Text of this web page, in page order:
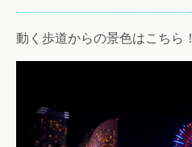
動く歩道からの景色はこちら！